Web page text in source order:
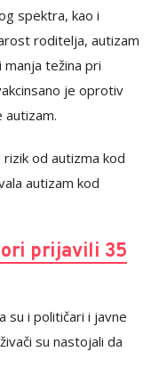
spektra, kao i
roditelja, autizam
težina pri
je oprotiv
autizam.
od autizma kod
autizam kod
prijavili 35
su i političari i javne
su nastojali da